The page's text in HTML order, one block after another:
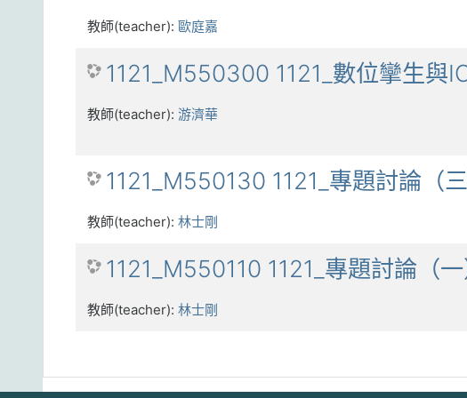
教師(teacher): 歐庭嘉
1121_M550300 1121_數位攣生與
教師(teacher): 游濟華
1121_M550130 1121_專題討論（
教師(teacher): 林士剛
1121_M550110 1121_專題討論（
教師(teacher): 林士剛